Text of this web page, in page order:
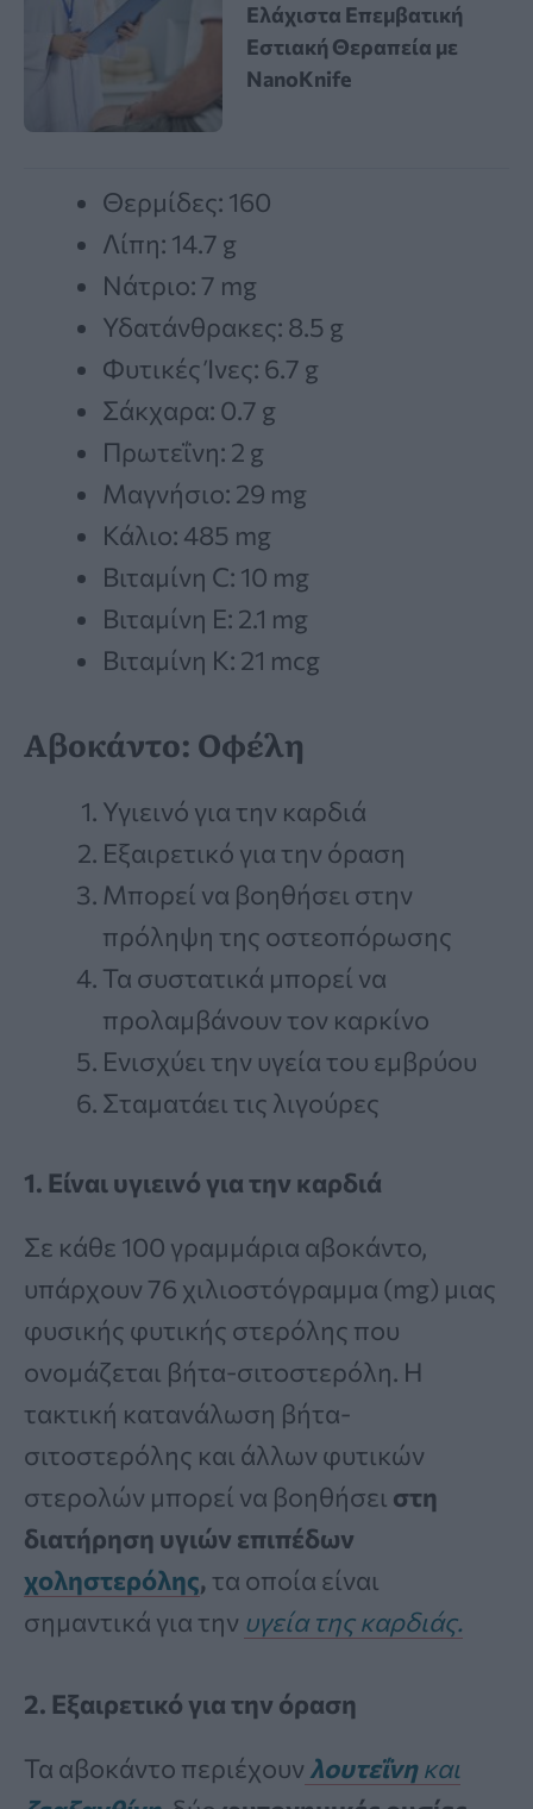
Ελάχιστα Επεμβατική
Εστιακή Θεραπεία με
NanoKnife
Θερμίδες: 160
Λίπη: 14.7 g
Νάτριο: 7 mg
Υδατάνθρακες: 8.5 g
Φυτικές Ίνες: 6.7 g
Σάκχαρα: 0.7 g
Πρωτεΐνη: 2 g
Μαγνήσιο: 29 mg
Κάλιο: 485 mg
Βιταμίνη C: 10 mg
Βιταμίνη E: 2.1 mg
Βιταμίνη K: 21 mcg
Αβοκάντο: Οφέλη
Υγιεινό για την καρδιά
Εξαιρετικό για την όραση
Μπορεί να βοηθήσει στην
πρόληψη της οστεοπόρωσης
Τα συστατικά μπορεί να
προλαμβάνουν τον καρκίνο
Ενισχύει την υγεία του εμβρύου
Σταματάει τις λιγούρες
1. Είναι υγιεινό για την καρδιά
Σε κάθε 100 γραμμάρια αβοκάντο,
υπάρχουν 76 χιλιοστόγραμμα (mg) μιας
φυσικής φυτικής στερόλης που
ονομάζεται βήτα-σιτοστερόλη. Η
τακτική κατανάλωση βήτα-
σιτοστερόλης και άλλων φυτικών
στερολών μπορεί να βοηθήσει στη
διατήρηση υγιών επιπέδων
χοληστερόλης, τα οποία είναι
σημαντικά για την υγεία της καρδιάς.
2. Εξαιρετικό για την όραση
Τα αβοκάντο περιέχουν λουτεΐνηκαι